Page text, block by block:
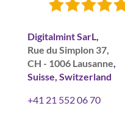
Digitalmint SarL,
Rue du Simplon 37,
CH - 1006 Lausanne
Suisse, Switzerland
+41 21 552 06 70